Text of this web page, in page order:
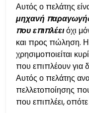
Αυτός ο πελάτης
μηχανή
που επιπλέειόχι
και προς πώληση.
χρησιμοποιείται
που επιπλέουν για
Αυτός ο πελάτης
πελλετοποίησης
που επιπλέει,